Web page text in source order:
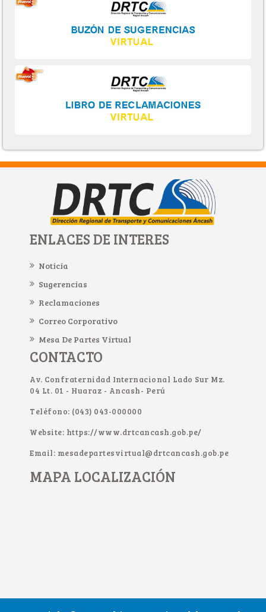
ENLACES DE INTERES
Noticia
Sugerencias
Reclamaciones
Correo Corporativo
Mesa De Partes Virtual
CONTACTO
Av. Confraternidad Internacional Lado Sur Mz.
04 Lt. 01 - Huaraz - Ancash- Perú
Teléfono: (043) 043-000000
Website: https://www.drtcancash.gob.pe/
Email: mesadepartesvirtual@drtcancash.gob.pe
MAPA LOCALIZACIÓN